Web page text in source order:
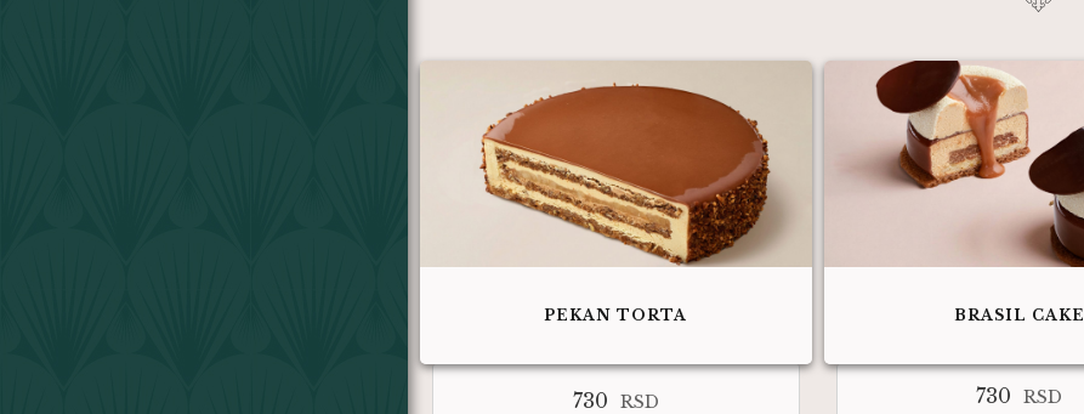
PEKAN TORTA
730 RSD
BRASIL CAKE
730 RSD